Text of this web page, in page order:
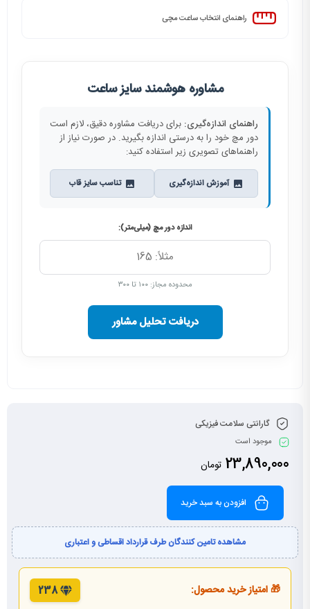
راهنمای انتخاب ساعت مچی
مشاوره هوشمند سایز ساعت
راهنمای اندازه‌گیری: برای دریافت مشاوره دقیق، لازم است
دور مچ خود را به درستی اندازه بگیرید. در صورت نیاز از
راهنماهای تصویری زیر استفاده کنید:
آموزش اندازه‌گیری تناسب سایز قاب
اندازه دور مچ (میلی‌متر):
محدوده مجاز: ۱۰۰ تا ۳۰۰
دریافت تحلیل مشاور
گارانتی سلامت فیزیکی
موجود است
23,890,000 تومان
افزودن به سبد خرید
مشاهده تامین کنندگان طرف قرارداد اقساطی و اعتباری
🎁 امتیاز خرید محصول: 238